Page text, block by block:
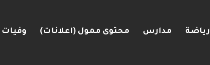
رياضة مدارس محتوى ممول (اعلانات) وفيات